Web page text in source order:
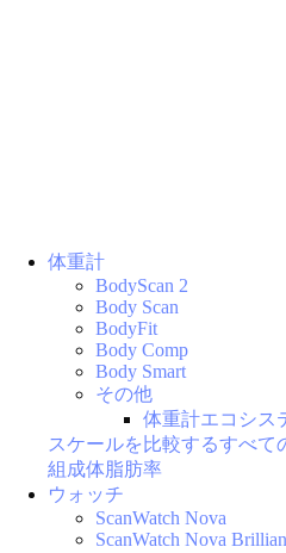
体重計
BodyScan 2
Body Scan
BodyFit
Body Comp
Body Smart
その他
体重計エコシス
スケールを比較するすべて
組成体脂肪率
ウォッチ
ScanWatch Nova
ScanWatch Nova